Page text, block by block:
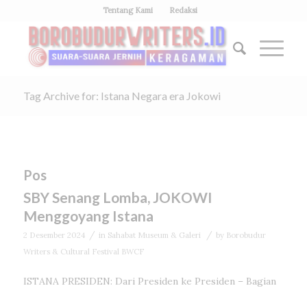
Tentang Kami Redaksi
Tag Archive for: Istana Negara era Jokowi
Pos
SBY Senang Lomba, JOKOWI
Menggoyang Istana
2 Desember 2024 / in Sahabat Museum & Galeri / by Borobudur
Writers & Cultural Festival BWCF
ISTANA PRESIDEN: Dari Presiden ke Presiden – Bagian